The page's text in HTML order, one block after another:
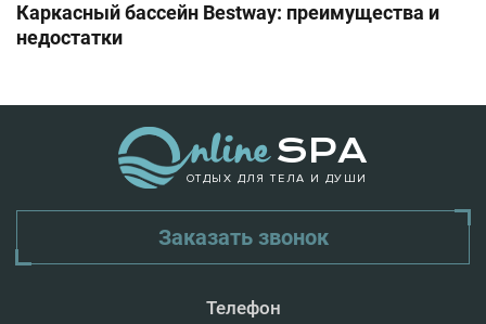
Каркасный бассейн Bestway: преимущества и
недостатки
ОТДЫХ ДЛЯ ТЕЛА И ДУШИ
Заказать звонок
Телефон